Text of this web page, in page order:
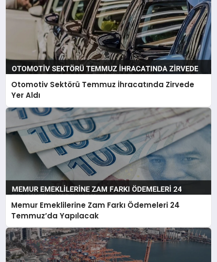
Otomotiv Sektörü Temmuz İhracatında Zirvede
Yer Aldı
Memur Emeklilerine Zam Farkı Ödemeleri 24
Temmuz’da Yapılacak